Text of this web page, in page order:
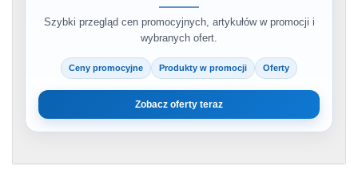
Szybki przegląd cen promocyjnych, artykułów w promocji i
wybranych ofert.
Ceny promocyjne Produkty w promocji Oferty
Zobacz oferty teraz